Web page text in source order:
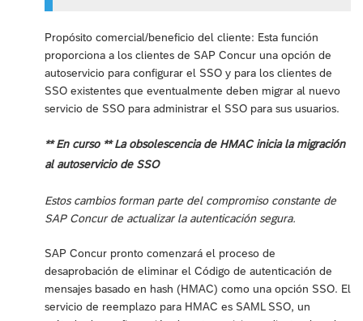
Propósito comercial/beneficio del cliente: Esta función
proporciona a los clientes de SAP Concur una opción de
autoservicio para configurar el SSO y para los clientes de
SSO existentes que eventualmente deben migrar al nuevo
servicio de SSO para administrar el SSO para sus usuarios.
** En curso ** La obsolescencia de HMAC inicia la migración
al autoservicio de SSO
Estos cambios forman parte del compromiso constante de
SAP Concur de actualizar la autenticación segura.
SAP Concur pronto comenzará el proceso de
desaprobación de eliminar el Código de autenticación de
mensajes basado en hash (HMAC) como una opción SSO. El
servicio de reemplazo para HMAC es SAML SSO, un